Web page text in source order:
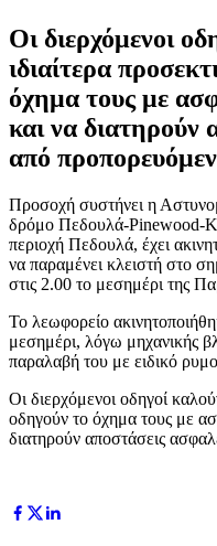
Οι διερχόμενοι
ιδιαίτερα
όχημα τους με
και να διατηρούν
από
Προσοχή συστήνει η
δρόμο Πεδουλά-Pinewood-
περιοχή Πεδουλά, έχει
να παραμένει κλειστή στο
στις 2.00 το μεσημέρι της
Το λεωφορείο
μεσημέρι, λόγω μηχανικής
παραλαβή του με ειδικό
Οι διερχόμενοι οδηγοί
οδηγούν το όχημα τους με
διατηρούν αποστάσεις